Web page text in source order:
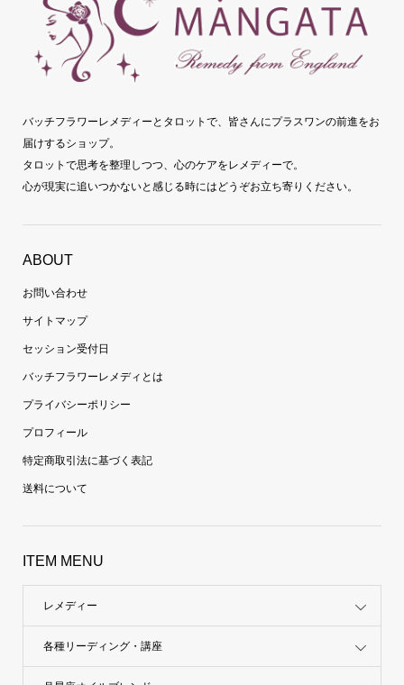
バッチフラワーレメディーとタロットで、皆さんにプラスワンの前進をお
届けするショップ。
タロットで思考を整理しつつ、心のケアをレメディーで。
心が現実に追いつかないと感じる時にはどうぞお立ち寄りください。
ABOUT
お問い合わせ
サイトマップ
セッション受付日
バッチフラワーレメディとは
プライバシーポリシー
プロフィール
特定商取引法に基づく表記
送料について
ITEM MENU
レメディー
各種リーディング・講座